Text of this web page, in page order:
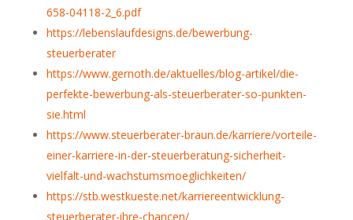
658-04118-2_6.pdf
https://lebenslaufdesigns.de/bewerbung-
steuerberater
https://www.gernoth.de/aktuelles/blog-artikel/die-
perfekte-bewerbung-als-steuerberater-so-punkten-
sie.html
https://www.steuerberater-braun.de/karriere/vorteile-
einer-karriere-in-der-steuerberatung-sicherheit-
vielfalt-und-wachstumsmoeglichkeiten/
https://stb.westkueste.net/karriereentwicklung-
steuerberater-ihre-chancen/